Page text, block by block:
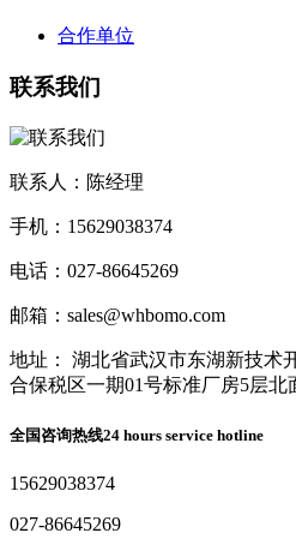
合作单位
联系我们
联系人：陈经理
手机：15629038374
电话：027-86645269
邮箱：sales@whbomo.com
地址： 湖北省武汉市东湖新技术
合保税区一期01号标准厂房5层北
全国咨询热线24 hours service hotline
15629038374
027-86645269